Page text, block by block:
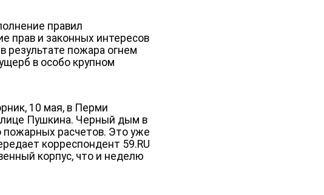
правил
прав и законных интересов
результате пожара огнем
в особо крупном
10 мая, в Перми
Пушкина. Черный дым в
пожарных расчетов. Это уже
корреспондент 59.RU
корпус, что и неделю